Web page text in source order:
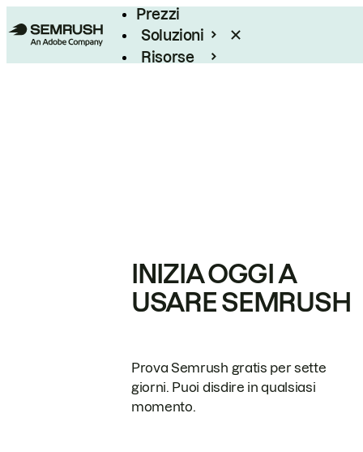
Prezzi
Soluzioni
Risorse
INIZIA OGGI A
USARE SEMRUSH
Prova Semrush gratis per sette
giorni. Puoi disdire in qualsiasi
momento.